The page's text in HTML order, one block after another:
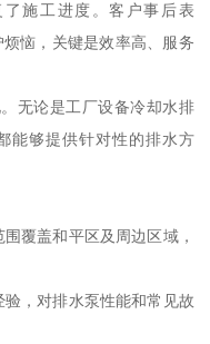
施工进度。客户事后表
恼，关键是效率高、服务
无论是工厂设备冷却水排
能够提供针对性的排水方
覆盖和平区及周边区域，
验，对排水泵性能和常见故